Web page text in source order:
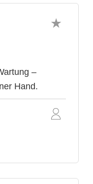
–
Hand.